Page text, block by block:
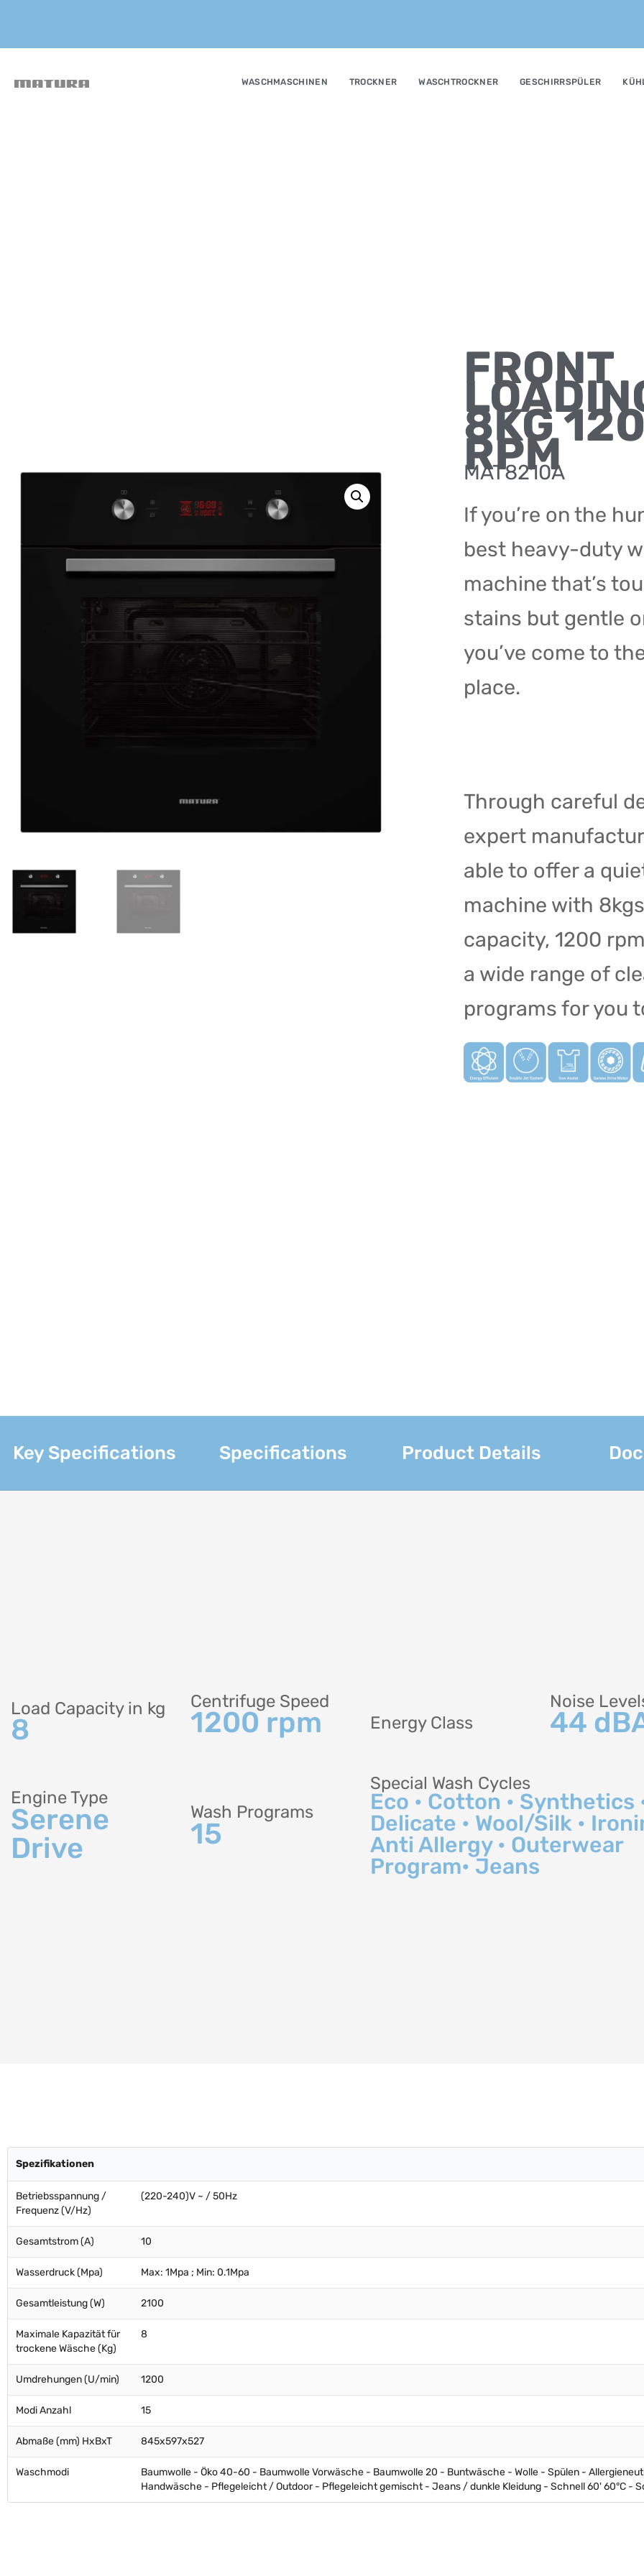
WASCHMASCHINEN TROCKNER WASCHTROCKNER GESCHIRRSPÜLER
FRONT
8KG
RPM
MAT8210A
If you’re on the
best heavy-duty
machine that’s
stains but gentle
you’ve come to
place.
Through careful
expert
able to offer a
machine with
capacity, 1200
a wide range of
programs for you
Key Specifications Specifications Product Details
Load Capacity in kg
8
Centrifuge Speed
1200 rpm Energy Class
Noise
44
Engine Type
Serene
Drive
Wash Programs
15
Special Wash Cycles
Eco • Cotton • Synthetics
Delicate • Wool/Silk •
Anti Allergy • Outerwear
Program• Jeans
Spezifikationen
Betriebsspannung /
Frequenz (V/Hz)
(220-240)V ~ / 50Hz
Gesamtstrom (A) 10
Wasserdruck (Mpa) Max: 1Mpa ; Min: 0.1Mpa
Gesamtleistung (W) 2100
Maximale Kapazität für
trockene Wäsche (Kg)
8
Umdrehungen (U/min) 1200
Modi Anzahl 15
Abmaße (mm) HxBxT 845x597x527
Waschmodi
Baumwolle - Öko 40-60 - Baumwolle Vorwäsche - Baumwolle 20 - Buntwäsche - Wolle - Spülen -
Handwäsche - Pflegeleicht / Outdoor - Pflegeleicht gemischt - Jeans / dunkle Kleidung - Schnell 60' 60°C -